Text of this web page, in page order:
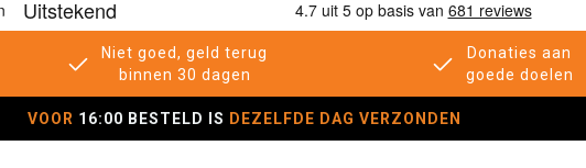
Niet goed, geld terug
binnen 30 dagen
Donaties aan
goede doelen
VOOR 16:00 BESTELD IS DEZELFDE DAG VERZONDEN